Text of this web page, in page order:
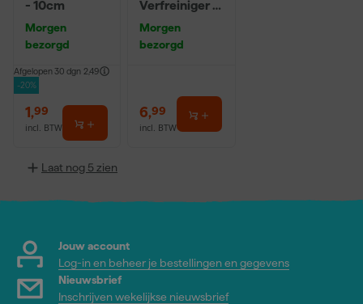
- 10cm
Morgen
bezorgd
Afgelopen 30 dgn 2,49
-20%
1,99
incl. BTW
Verfreiniger –
Morgen
bezorgd
6,99
incl. BTW
Laat nog 5 zien
Jouw account
Log-in en beheer je bestellingen en gegevens
Nieuwsbrief
Inschrijven wekelijkse nieuwsbrief